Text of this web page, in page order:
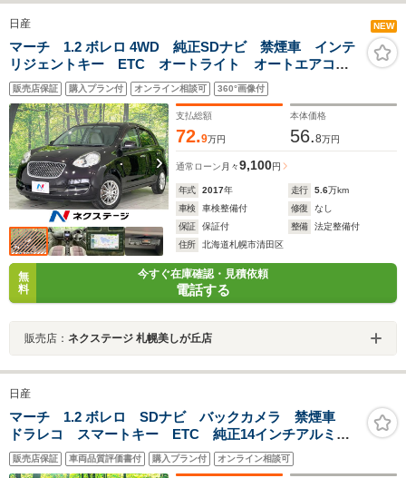
日産 NEW
マーチ 1.2 ボレロ 4WD 純正SDナビ 禁煙車 インテ
リジェントキー ETC オートライト オートエアコ
ン Bluetooth CD フルセグ ヘッドライトレベライ
ザー トラクションコントロール 横滑り防止装置
販売店保証 購入プラン付 オンライン相談可 360°画像付
支払総額
72.9万円
本体価格
56.8万円
通常ローン 月々9,100円
年式 2017年 走行 5.6万km
車検
車検整備付 修復
なし
保証
保証付 整備
法定整備付
住所
北海道札幌市清田区
無
料
今すぐ在庫確認・見積依頼
電話する
販売店： ネクステージ 札幌美しが丘店
日産
マーチ 1.2 ボレロ SDナビ バックカメラ 禁煙車
ドラレコ スマートキー ETC 純正14インチアルミ
オートライト オートエアコン Bluetooth CD DVD
再生 フルセグ
販売店保証 車両品質評価書付 購入プラン付 オンライン相談可